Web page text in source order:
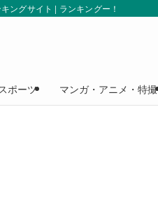
ングサイト | ランキングー！
ポーツ マンガ・アニメ・特撮